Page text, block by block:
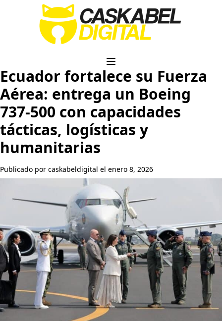
Ecuador fortalece su Fuerza
Aérea: entrega un Boeing
737-500 con capacidades
tácticas, logísticas y
humanitarias
Publicado por caskabeldigital el enero 8, 2026